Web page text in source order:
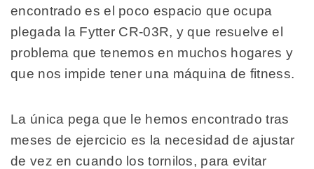
encontrado es el poco espacio que ocupa
plegada la Fytter CR-03R, y que resuelve el
problema que tenemos en muchos hogares y
que nos impide tener una máquina de fitness.
La única pega que le hemos encontrado tras
meses de ejercicio es la necesidad de ajustar
de vez en cuando los tornilos, para evitar